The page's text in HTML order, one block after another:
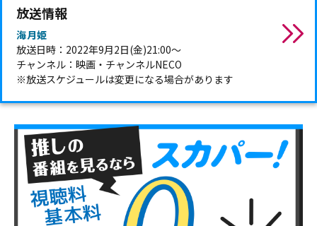
放送情報
海月姫
放送日時：2022年9月2日(金)21:00～
チャンネル：映画・チャンネルNECO
※放送スケジュールは変更になる場合があります